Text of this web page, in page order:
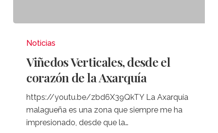
Verticales,
corazón
Axarquía
Noticias
Viñedos Verticales, desde el
corazón de la Axarquía
https://youtu.be/zbd6X39QkTY La Axarquía
malagueña es una zona que siempre me ha
impresionado, desde que la…